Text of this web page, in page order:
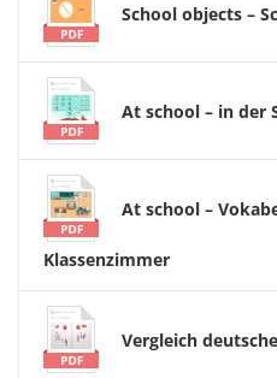
School objects –
At school – in der
At school –
Klassenzimmer
Vergleich